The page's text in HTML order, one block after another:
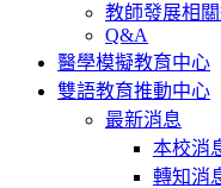
教師發展相
Q&A
醫學模擬教育中心
雙語教育推動中心
最新消息
本校消
轉知消